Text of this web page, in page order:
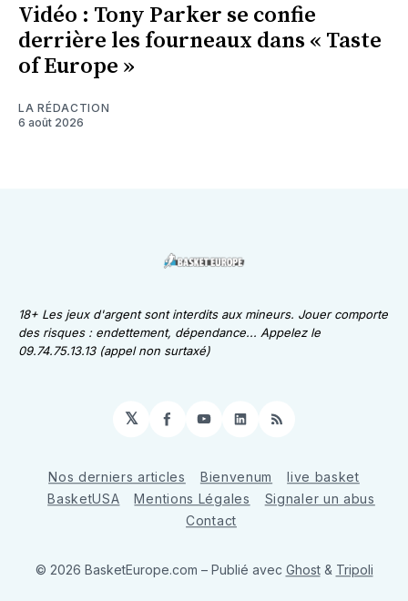
Vidéo : Tony Parker se confie
derrière les fourneaux dans « Taste
of Europe »
LA RÉDACTION
6 août 2026
18+ Les jeux d'argent sont interdits aux mineurs. Jouer comporte
des risques : endettement, dépendance... Appelez le
09.74.75.13.13 (appel non surtaxé)
𝕏 Facebook
YouTube
LinkedIn
RSS
Nos derniers articles Bienvenum
live basket
BasketUSA
Mentions Légales
Signaler un abus
Contact
© 2026 BasketEurope.com – Publié avec Ghost& Tripoli